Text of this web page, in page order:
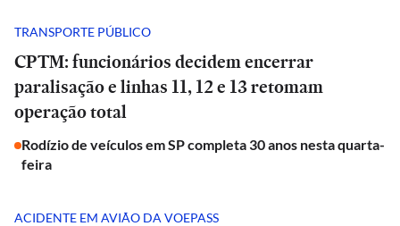
TRANSPORTE PÚBLICO
CPTM: funcionários decidem encerrar
paralisação e linhas 11, 12 e 13 retomam
operação total
Rodízio de veículos em SP completa 30 anos nesta quarta-
feira
ACIDENTE EM AVIÃO DA VOEPASS